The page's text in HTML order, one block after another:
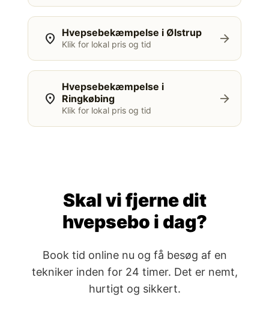
location_on Hvepsebekæmpelse i Ølstrup
Klik for lokal pris og tid arrow_forward
location_on
Hvepsebekæmpelse i
Ringkøbing
Klik for lokal pris og tid
arrow_forward
Skal vi fjerne dit
hvepsebo i dag?
Book tid online nu og få besøg af en
tekniker inden for 24 timer. Det er nemt,
hurtigt og sikkert.